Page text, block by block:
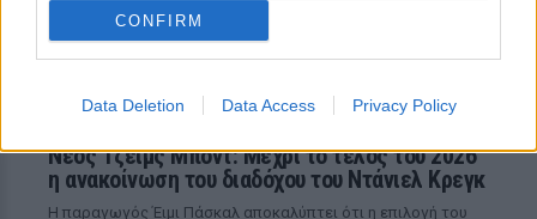
CONFIRM
Data Deletion Data Access Privacy Policy
Νέος Τζέιμς Μποντ: Μέχρι το τέλος του 2026
η ανακοίνωση του διαδόχου του Ντάνιελ Κρεγκ
Η παραγωγός Έιμι Πάσκαλ αποκαλύπτει ότι η επιλογή του